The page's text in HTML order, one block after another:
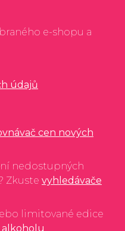
e-shopu a
údajů
cen nových
nedostupných
Zkuste vyhledávače
limitované edice
alkoholu